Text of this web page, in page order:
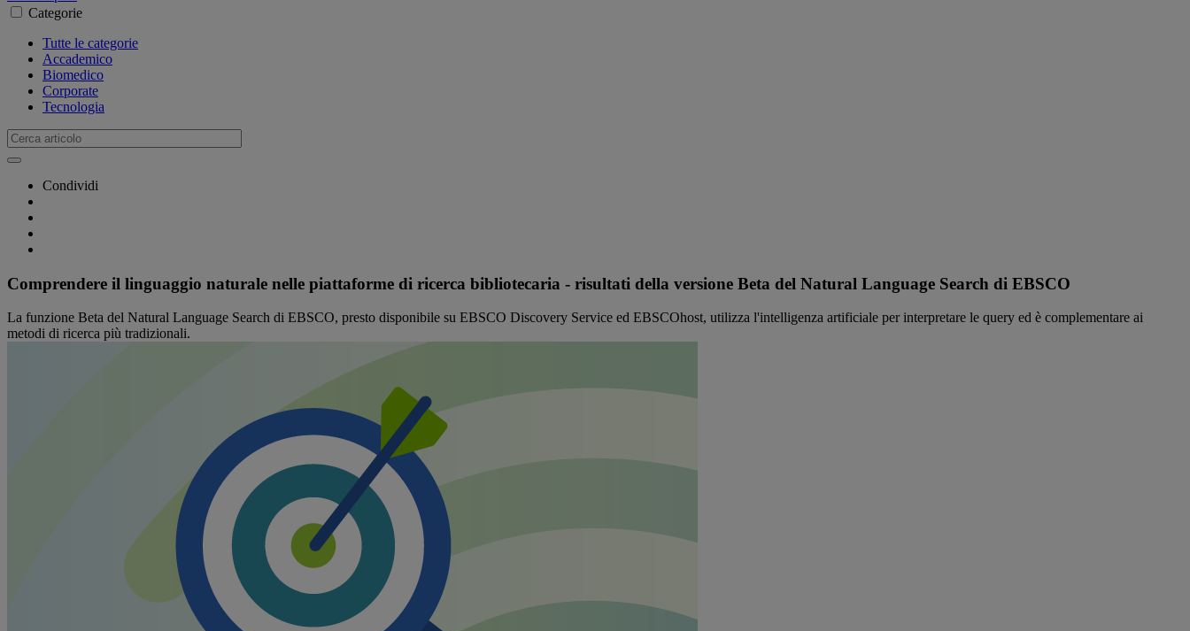
Categorie
Tutte le categorie
Accademico
Biomedico
Corporate
Tecnologia
Condividi
Comprendere il linguaggio naturale nelle piattaforme di ricerca bibliotecaria - risultati della versione Beta del Natural Language Search di EBSCO
La funzione Beta del Natural Language Search di EBSCO, presto disponibile su EBSCO Discovery Service ed EBSCOhost, utilizza l'intelligenza artificiale per interpretare le query ed è complementare ai
metodi di ricerca più tradizionali.